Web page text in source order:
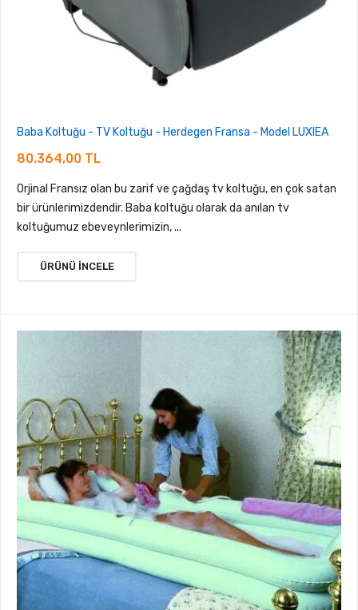
Baba Koltuğu - TV Koltuğu - Herdegen Fransa - Model LUXIEA
80.364,00 TL
Orjinal Fransız olan bu zarif ve çağdaş tv koltuğu, en çok satan
bir ürünlerimizdendir. Baba koltuğu olarak da anılan tv
koltuğumuz ebeveynlerimizin, ...
ÜRÜNÜ İNCELE